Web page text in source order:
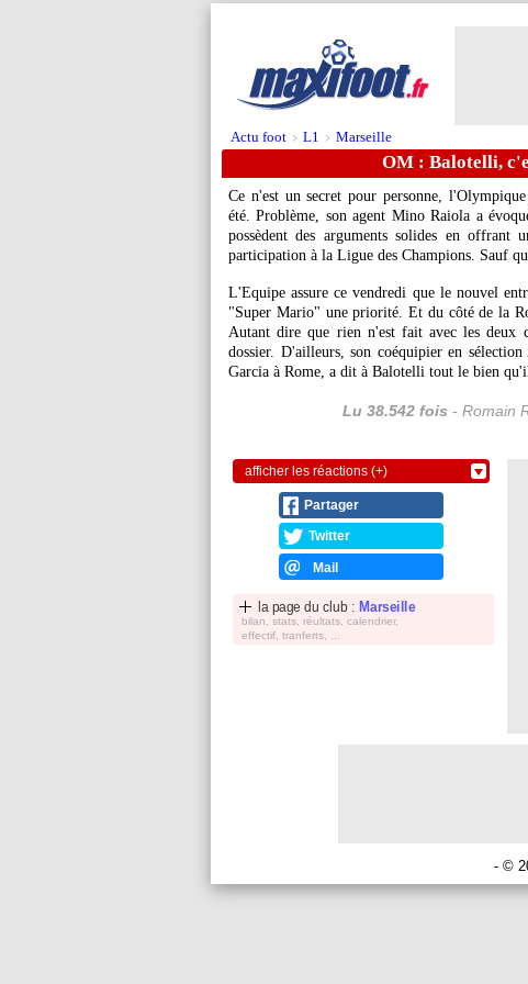
Actu foot > L1 > Marseille
OM : Balotelli,
Ce n'est un secret pour personne,
été. Problème, son agent Mino Raiola a
possèdent des arguments solides en
participation à la Ligue des Champions. Sauf
L'Equipe assure ce vendredi que le nouvel
"Super Mario" une priorité. Et du côté de la
Autant dire que rien n'est fait avec les deux
dossier. D'ailleurs, son coéquipier en
Garcia à Rome, a dit à Balotelli tout le bien
Lu 38.542 fois - Romain
afficher les réactions (+)
Partager
Twitter
Mail
la page du club : Marseille
bilan, stats, réultats, calendrier,
effectif, tranferts, ...
- ©